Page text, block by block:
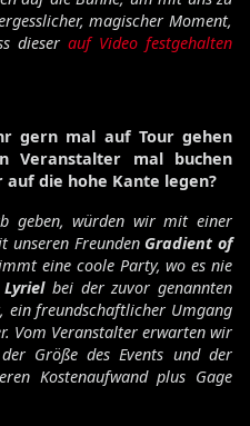
magischer Moment,
dieserauf Video festgehalten
gern mal auf Tour gehen
Veranstalter mal buchen
die hohe Kante legen?
geben, würden wir mit einer
unseren Freunden Gradient of
eine coole Party, wo es nie
Lyrielbei der zuvor genannten
ein freundschaftlicher Umgang
Vom Veranstalter erwarten wir
Größe des Events und der
Kostenaufwand plus Gage